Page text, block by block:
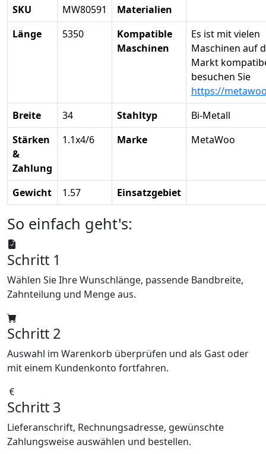
SKU MW80591
Materialien
Länge
5350
Kompatible
Maschinen
Es ist mit vielen
Maschinen auf
Markt
besuchen Sie
https://
Breite
34 Stahltyp
Bi-Metall
Stärken
&
Zahlung
1.1x4/6 Marke MetaWoo
Gewicht 1.57 Einsatzgebiet
So einfach geht's:
Schritt 1
Wählen Sie Ihre Wunschlänge, passende Bandbreite,
Zahnteilung und Menge aus.
Schritt 2
Auswahl im Warenkorb überprüfen und als Gast oder
mit einem Kundenkonto fortfahren.
Schritt 3
Lieferanschrift, Rechnungsadresse, gewünschte
Zahlungsweise auswählen und bestellen.